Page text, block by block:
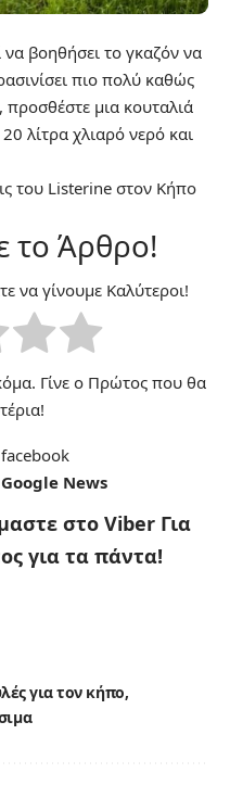
βοηθήσει το γκαζόν να
πιο πολύ καθώς
μια κουταλιά
λίτρα χλιαρό νερό και
του Listerine στον Κήπο
το Άρθρο!
να γίνουμε Καλύτεροι!
Γίνε ο Πρώτος που θα
facebook
Google News
στο Viber Για
για τα πάντα!
για τον κήπο